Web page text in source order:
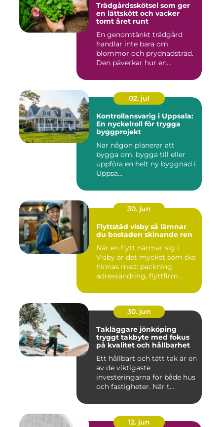
Trädgårdsskötsel som ger
en lättskött och vacker
tomt året runt
En genomtänkt trädgård
handlar inte bara om
blommor och prydnadsträd.
Den påverkar hur en
02. jul
Kontrollansvarig i Uppsala:
En nyckelroll för trygga
byggprojekt
När någon planerar att
bygga om, bygga till eller
uppföra en helt ny byggnad i
Uppsa...
30. jun
Flyttstäd visby så lämnar
du bostaden skinande ren
När en flytt närmar sig i
Visby är det mycket som ska
hinnas med: packning,
adressändring, flyttfirm...
30. jun
Takläggare jönköping
tryggt takbyte med fokus
på kvalitet och hållbarhet
Ett hållbart och tätt tak är en
av de viktigaste
investeringarna för både hus
och fastigheter. När t...
12. jun